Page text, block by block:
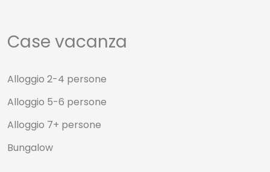
Case vacanza
Alloggio 2-4 persone
Alloggio 5-6 persone
Alloggio 7+ persone
Bungalow